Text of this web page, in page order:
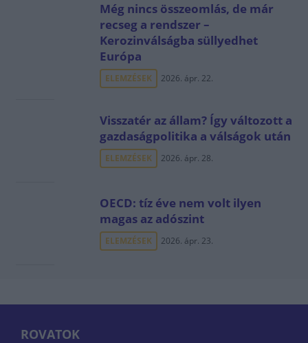
Még nincs összeomlás, de már
recseg a rendszer –
Kerozinválságba süllyedhet
Európa
ELEMZÉSEK 2026. ápr. 22.
Visszatér az állam? Így változott a
gazdaságpolitika a válságok után
ELEMZÉSEK 2026. ápr. 28.
OECD: tíz éve nem volt ilyen
magas az adószint
ELEMZÉSEK 2026. ápr. 23.
ROVATOK